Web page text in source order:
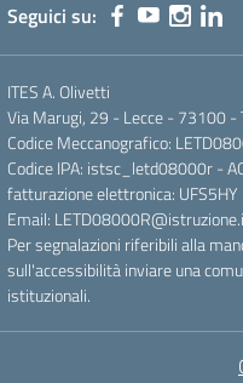
Seguici su:
ITES A. Olivetti
Via Marugi, 29 - Lecce - 73100
Codice Meccanografico:
Codice IPA: istsc_letd08000r -
fatturazione elettronica: UFS5HY
Email:
Per segnalazioni riferibili alla
sull'accessibilità inviare una
istituzionali.